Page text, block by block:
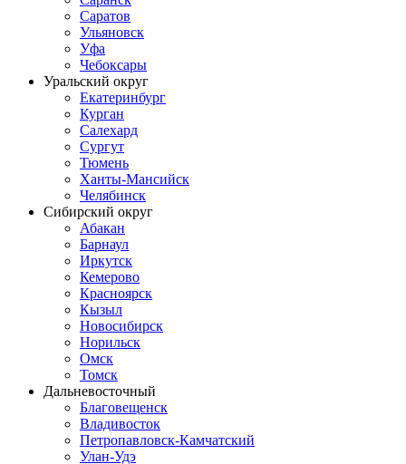
Саратов
Ульяновск
Уфа
Чебоксары
Уральский округ
Екатеринбург
Курган
Салехард
Сургут
Тюмень
Ханты-Мансийск
Челябинск
Сибирский округ
Абакан
Барнаул
Иркутск
Кемерово
Красноярск
Кызыл
Новосибирск
Норильск
Омск
Томск
Дальневосточный
Благовещенск
Владивосток
Петропавловск-Камчатский
Улан-Удэ